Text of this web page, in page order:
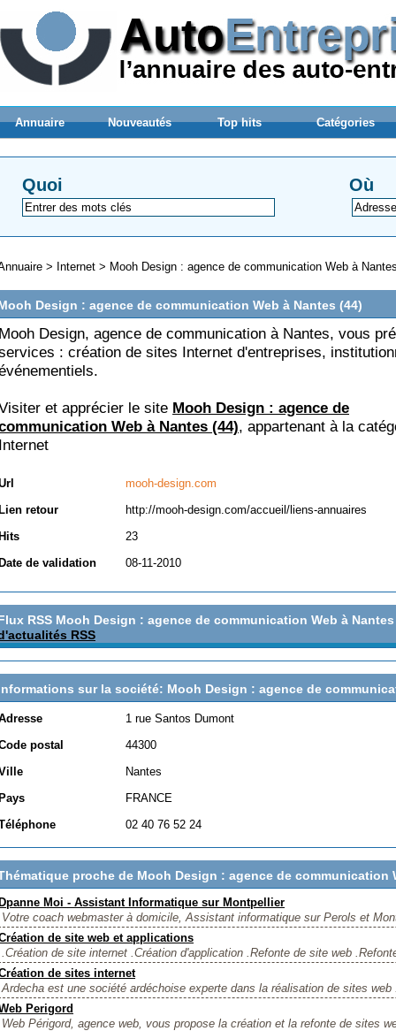
Annuaire Nouveautés Top hits Catégories
Quoi Où
> Internet > Mooh Design : agence de communication Web à
Design : agence de communication Web à Nantes (44)
Design, agence de communication à Nantes, vous
: création de sites Internet d'entreprises,
et apprécier le site Mooh Design : agence de
Web à Nantes (44), appartenant à la
mooh-design.com
retour
http://mooh-design.com/accueil/liens-annuaires
23
de validation
08-11-2010
RSS Mooh Design : agence de communication Web à
RSS
sur la société: Mooh Design : agence de
1 rue Santos Dumont
postal
44300
Nantes
FRANCE
02 40 76 52 24
proche de Mooh Design : agence de communication
Moi - Assistant Informatique sur Montpellier
Votre coach webmaster à domicile, Assistant informatique sur Perols et
de site web et applications
.Création de site internet .Création d'application .Refonte de site web
de sites internet
Ardecha est une société ardéchoise experte dans la réalisation de sites
Perigord
Web Périgord, agence web, vous propose la création et la refonte de sites